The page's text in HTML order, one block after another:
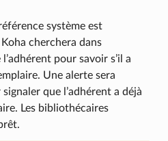
système est
cherchera dans
pour savoir s’il a
Une alerte sera
que l’adhérent a déjà
Les bibliothécaires